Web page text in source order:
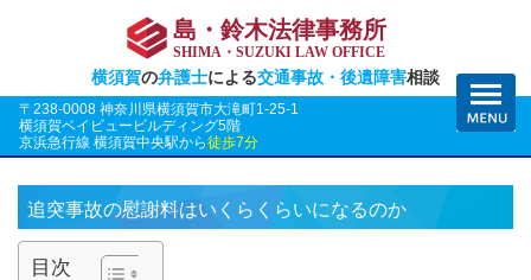
島・鈴木法律事務所
SHIMA・SUZUKI LAW OFFICE
横須賀の弁護士による交通事故・後遺障害相談
〒238-0008 神奈川県横須賀市大滝町1-25-1
横須賀ベイビュービルディング5階
京浜急行線 横須賀中央駅から徒歩7分
追突事故の慰謝料はいくらくらいになるのか
目次